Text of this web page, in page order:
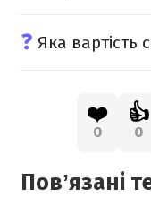
❓ Яка вартість
❤️
0
👍
0
Повʼязані